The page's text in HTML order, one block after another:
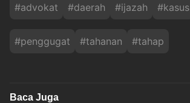
#advokat #daerah #ijazah #kasus
#penggugat #tahanan #tahap
Baca Juga